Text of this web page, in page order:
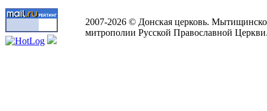
2007-2026 © Донская церковь.
митрополии Русской Православной